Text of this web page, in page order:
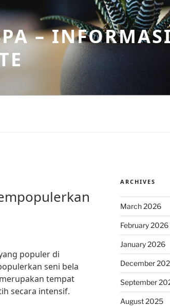
–
populer di
seni bela
tempat
secara intensif.
ARCHIVES
March 2026
February 2026
January 2026
December
September
August 2025